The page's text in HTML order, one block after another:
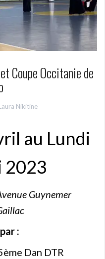
Coupe Occitanie de
Nikitine
au Lundi
2023
Guynemer
:
Dan DTR